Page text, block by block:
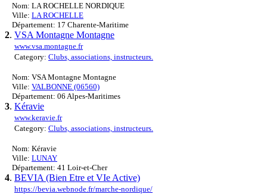
Nom: LA ROCHELLE NORDIQUE
Ville: LA ROCHELLE
Département: 17 Charente-Maritime
2. VSA Montagne Montagne
www.vsa.montagne.fr
Category: Clubs, associations, instructeurs.
Nom: VSA Montagne Montagne
Ville: VALBONNE (06560)
Département: 06 Alpes-Maritimes
3. Kéravie
www.keravie.fr
Category: Clubs, associations, instructeurs.
Nom: Kéravie
Ville: LUNAY
Département: 41 Loir-et-Cher
4. BEVIA (Bien Etre et VIe Active)
https://bevia.webnode.fr/marche-nordique/